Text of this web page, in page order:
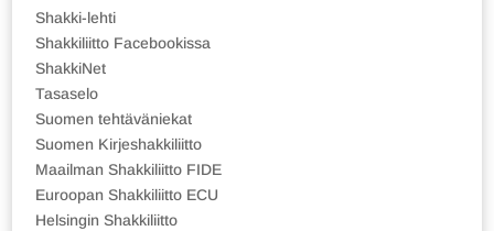
Shakki-lehti
Shakkiliitto Facebookissa
ShakkiNet
Tasaselo
Suomen tehtäväniekat
Suomen Kirjeshakkiliitto
Maailman Shakkiliitto FIDE
Euroopan Shakkiliitto ECU
Helsingin Shakkiliitto